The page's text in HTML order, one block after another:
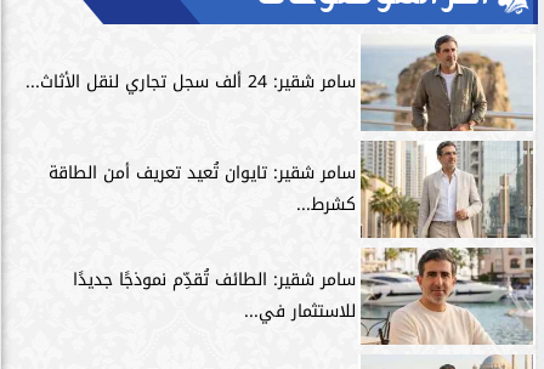
سامر شقير: 24 ألف سجل تجاري لنقل الأثاث...
سامر شقير: تايوان تُعيد تعريف أمن الطاقة
كشرط...
سامر شقير: الطائف تُقدِّم نموذجًا جديدًا
للاستثمار في...